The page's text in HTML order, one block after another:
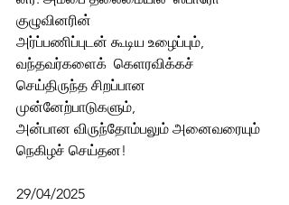
குழுவினரின்
அர்ப்பணிப்புடன் கூடிய உழைப்பும்,
வந்தவர்களைக்  கெளரவிக்கச்
செய்திருந்த சிறப்பான
முன்னேற்பாடுகளும்,
அன்பான விருந்தோம்பலும் அனைவரையும்
நெகிழச் செய்தன!
29/04/2025